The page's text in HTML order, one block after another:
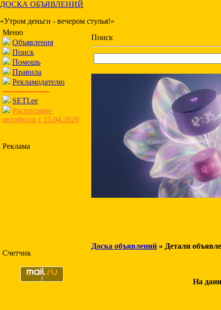
ДОСКА ОБЪЯВЛЕНИЙ
«Утром деньги - вечером стулья!»
Меню
Объявления
Поиск
Помощь
Правила
Рекламодателю
-------------------
SETI.ee
Расписание
автобусов с 15.04.2026
Реклама
Счетчик
Поиск
Доска объявлений » Детали
На